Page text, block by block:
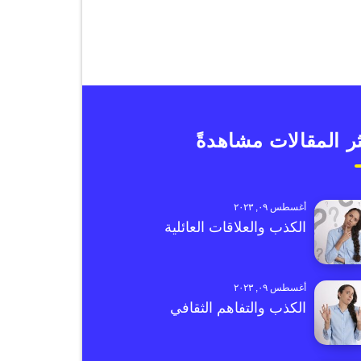
المقالات مشاهدةً
أغسطس ٠٩, ٢٠٢٣
الكذب والعلاقات العائلية
أغسطس ٠٩, ٢٠٢٣
الكذب والتفاهم الثقافي